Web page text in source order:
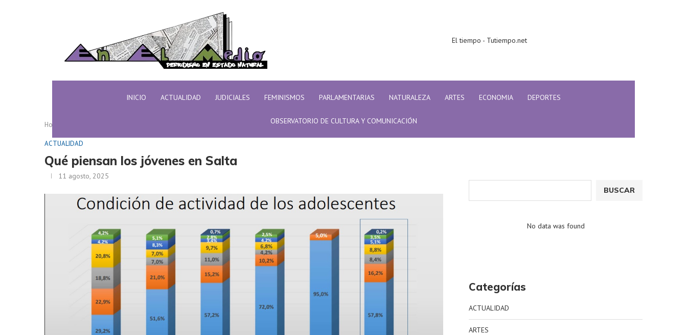
El tiempo - Tutiempo.net
INICIO ACTUALIDAD JUDICIALES FEMINISMOS PARLAMENTARIAS NATURALEZA ARTES ECONOMIA DEPORTES
OBSERVATORIO DE CULTURA Y COMUNICACIÓN
Home
ACTUALIDAD
Qué piensan los jóvenes en Salta
11 agosto, 2025
BUSCAR
No data was found
Categorías
ACTUALIDAD
ARTES